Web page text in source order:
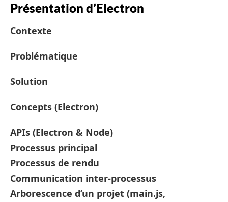
Présentation d’Electron
Contexte
Problématique
Solution
Concepts (Electron)
APIs (Electron & Node)
Processus principal
Processus de rendu
Communication inter-processus
Arborescence d’un projet (main.js,